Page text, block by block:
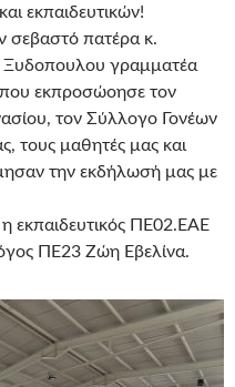
εκπαιδευτικών!
σεβαστό πατέρα κ.
Ξυδοπουλου γραμματέα
εκπροσώοησε τον
τον Σύλλογο Γονέων
τους μαθητές μας και
την εκδήλωσή μας με
εκπαιδευτικός ΠΕ02.ΕΑΕ
ΠΕ23 Ζώη Εβελίνα.